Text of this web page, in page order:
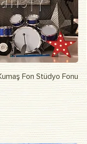
Fon Stüdyo Fonu